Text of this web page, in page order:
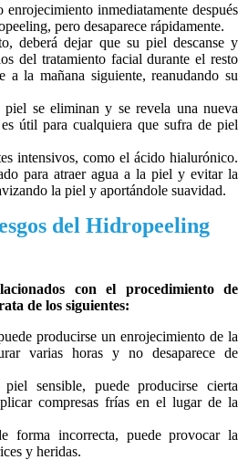
inmediatamente después
pero desaparece rápidamente.
deberá dejar que su piel descanse y
del tratamiento facial durante el resto
a la mañana siguiente, reanudando su
se eliminan y se revela una nueva
útil para cualquiera que sufra de piel
intensivos, como el ácido hialurónico.
para atraer agua a la piel y evitar la
la piel y aportándole suavidad.
del Hidropeeling
con el procedimiento de
de los siguientes:
producirse un enrojecimiento de la
varias horas y no desaparece de
sensible, puede producirse cierta
compresas frías en el lugar de la
forma incorrecta, puede provocar la
y heridas.